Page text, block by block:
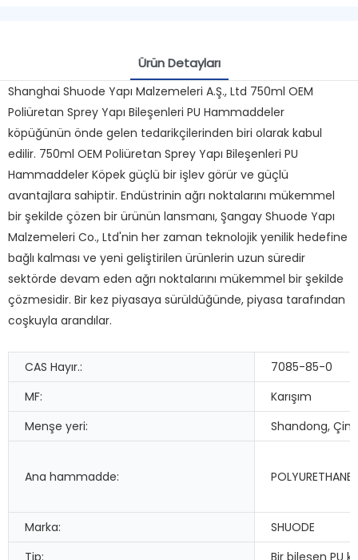
Ürün Detayları
Shanghai Shuode Yapı Malzemeleri A.Ş., Ltd 750ml OEM
Poliüretan Sprey Yapı Bileşenleri PU Hammaddeler
köpüğünün önde gelen tedarikçilerinden biri olarak kabul
edilir. 750ml OEM Poliüretan Sprey Yapı Bileşenleri PU
Hammaddeler Köpek güçlü bir işlev görür ve güçlü
avantajlara sahiptir. Endüstrinin ağrı noktalarını mükemmel
bir şekilde çözen bir ürünün lansmanı, Şangay Shuode Yapı
Malzemeleri Co., Ltd'nin her zaman teknolojik yenilik hedefine
bağlı kalması ve yeni geliştirilen ürünlerin uzun süredir
sektörde devam eden ağrı noktalarını mükemmel bir şekilde
çözmesidir. Bir kez piyasaya sürüldüğünde, piyasa tarafından
coşkuyla arandılar.
CAS Hayır.:
7085-85-0
MF:
Karışım
Menşe yeri:
Shandong, Çin
Ana hammadde: POLYURETHANE
Marka:
SHUODE